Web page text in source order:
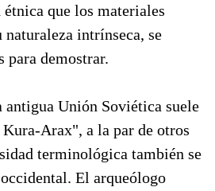
que los materiales
intrínseca, se
para demostrar.
Unión Soviética suele
Arax", a la par de otros
terminológica también se
El arqueólogo